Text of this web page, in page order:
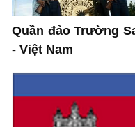
Quần đảo Trường
- Việt Nam